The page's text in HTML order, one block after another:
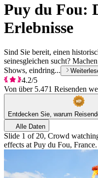
Puy du Fou:
Erlebnisse
Sind Sie bereit, einen
seinesgleichen sucht?
Shows, eindring...
4.2/5
Von über 5.471 Reisenden
Entdecken Sie, warum
Alle Daten
Slide 1 of 20, Crowd
effects at Puy du Fou, France.